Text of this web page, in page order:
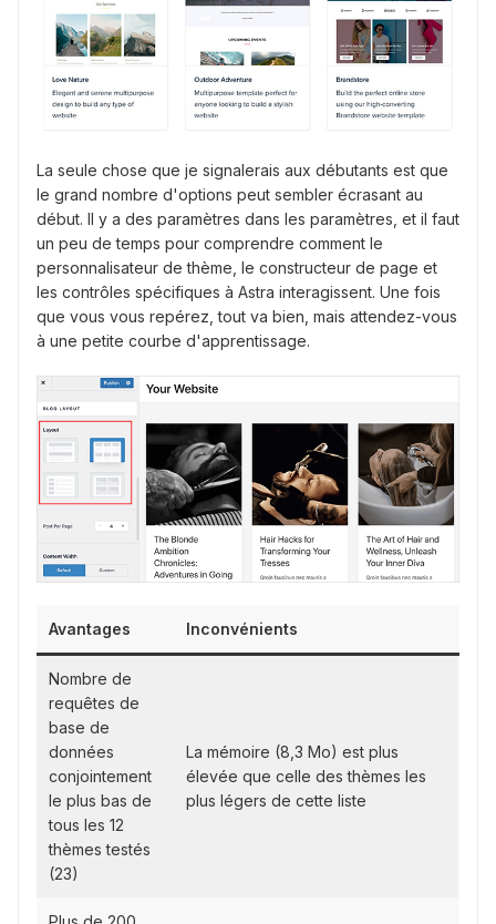
La seule chose que je signalerais aux débutants est que
le grand nombre d'options peut sembler écrasant au
début. Il y a des paramètres dans les paramètres, et il faut
un peu de temps pour comprendre comment le
personnalisateur de thème, le constructeur de page et
les contrôles spécifiques à Astra interagissent. Une fois
que vous vous repérez, tout va bien, mais attendez-vous
à une petite courbe d'apprentissage.
Avantages Inconvénients
Nombre de
requêtes de
base de
données
conjointement
le plus bas de
tous les 12
thèmes testés
(23)
La mémoire (8,3 Mo) est plus
élevée que celle des thèmes les
plus légers de cette liste